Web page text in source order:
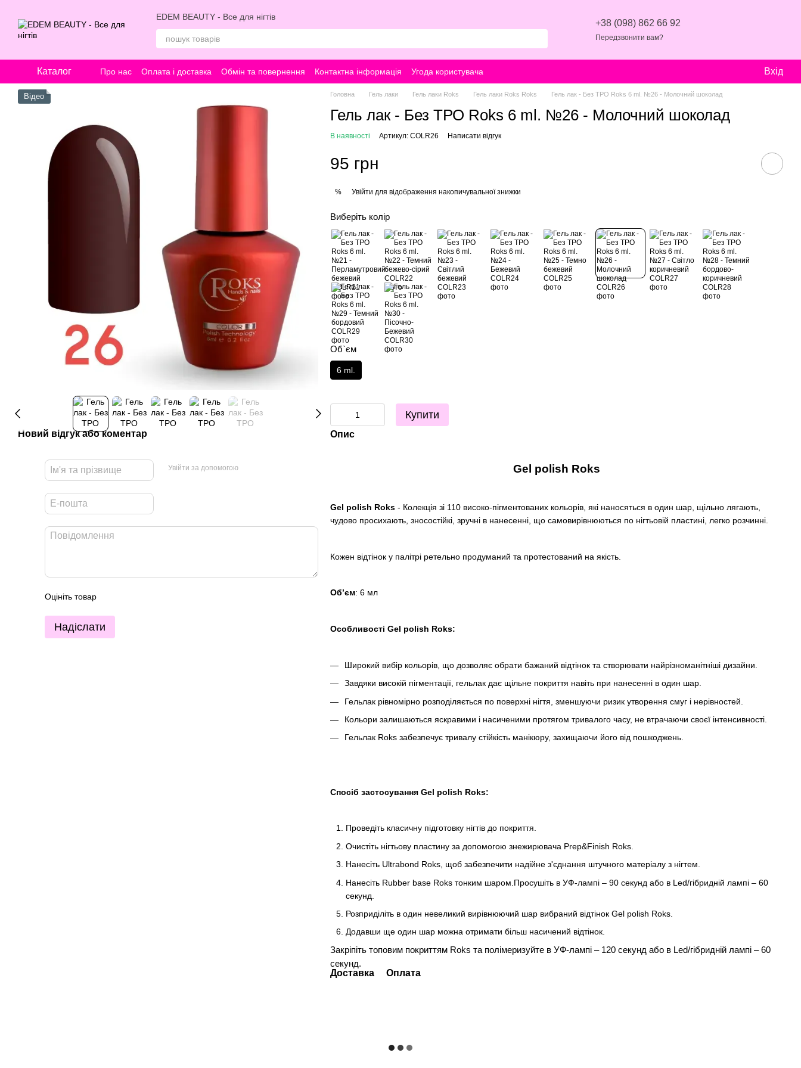
EDEM BEAUTY - Все для нігтів
+38 (098) 862 66 92
Передзвонити вам?
Каталог Про нас Оплата і доставка Обмін та повернення Контактна інформація Угода користувача Вхід
Відео
Новий відгук або коментар
Увійти за допомогою
Оцініть товар
Надіслати
Головна Гель лаки Гель лаки Roks Гель лаки Roks Roks Гель лак - Без ТРО Roks 6 ml. №26 - Молочний шоколад
Гель лак - Без ТРО Roks 6 ml. №26 - Молочний шоколад
В наявності Артикул: COLR26 Написати відгук
95 грн
% Увійти для відображення накопичувальної знижки
Виберіть колір
Об`єм
6 ml.
Купити
Опис
Gel polish Roks
Gel polish Roks- Колекція зі 110 високо-пігментованих кольорів, які наносяться в один шар, щільно лягають,
чудово просихають, зносостійкі, зручні в нанесенні, що самовирівнюються по нігтьовій пластині, легко розчинні.
Кожен відтінок у палітрі ретельно продуманий та протестований на якість.
Обʼєм: 6 мл
Особливості Gel polish Roks:
Широкий вибір кольорів, що дозволяє обрати бажаний відтінок та створювати найрізноманітніші дизайни.
Завдяки високій пігментації, гельлак дає щільне покриття навіть при нанесенні в один шар.
Гельлак рівномірно розподіляється по поверхні нігтя, зменшуючи ризик утворення смуг і нерівностей.
Кольори залишаються яскравими і насиченими протягом тривалого часу, не втрачаючи своєї інтенсивності.
Гельлак Roks забезпечує тривалу стійкість манікюру, захищаючи його від пошкоджень.
Спосіб застосування Gel polish Roks:
Проведіть класичну підготовку нігтів до покриття.
Очистіть нігтьову пластину за допомогою знежирювача Prep&Finish Roks.
Нанесіть Ultrabond Roks, щоб забезпечити надійне з'єднання штучного матеріалу з нігтем.
Нанесіть Rubber base Roks тонким шаром.Просушіть в УФ-лампі – 90 секунд або в Led/гібридній лампі – 60
секунд.
Розприділіть в один невеликий вирівнюючий шар вибраний відтінок Gel polish Roks.
Додавши ще один шар можна отримати більш насичений відтінок.
Закріпіть топовим покриттям Roks та полімеризуйте в УФ-лампі – 120 секунд або в Led/гібридній лампі – 60
секунд.
Доставка Оплата